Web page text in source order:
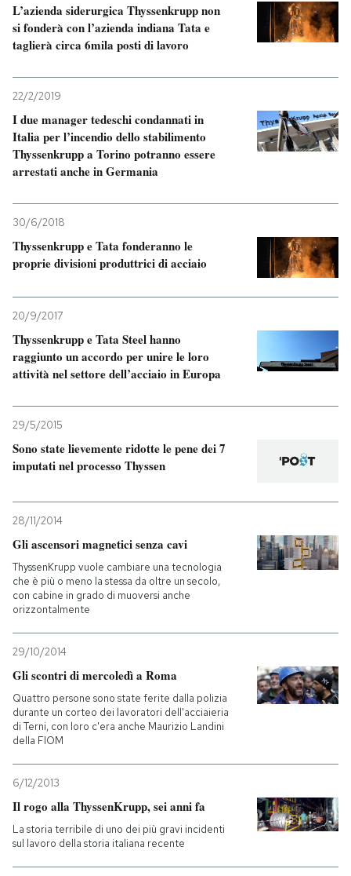
SHOP
Entra
L’azienda siderurgica Thyssenkrupp non
si fonderà con l’azienda indiana Tata e
taglierà circa 6mila posti di lavoro
22/2/2019
I due manager tedeschi condannati in
Italia per l’incendio dello stabilimento
Thyssenkrupp a Torino potranno essere
arrestati anche in Germania
30/6/2018
Thyssenkrupp e Tata fonderanno le
proprie divisioni produttrici di acciaio
20/9/2017
Thyssenkrupp e Tata Steel hanno
raggiunto un accordo per unire le loro
attività nel settore dell’acciaio in Europa
29/5/2015
Sono state lievemente ridotte le pene dei 7
imputati nel processo Thyssen
28/11/2014
Gli ascensori magnetici senza cavi
ThyssenKrupp vuole cambiare una tecnologia
che è più o meno la stessa da oltre un secolo,
con cabine in grado di muoversi anche
orizzontalmente
29/10/2014
Gli scontri di mercoledì a Roma
Quattro persone sono state ferite dalla polizia
durante un corteo dei lavoratori dell'acciaieria
di Terni, con loro c'era anche Maurizio Landini
della FIOM
6/12/2013
Il rogo alla ThyssenKrupp, sei anni fa
La storia terribile di uno dei più gravi incidenti
sul lavoro della storia italiana recente